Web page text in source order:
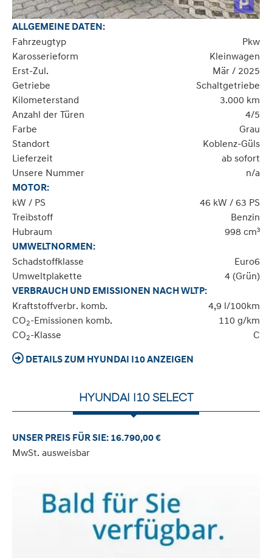
ALLGEMEINE DATEN:
Fahrzeugtyp
Pkw
Karosserieform
Kleinwagen
Erst-Zul.
Mär / 2025
Getriebe
Schaltgetriebe
Kilometerstand
3.000 km
Anzahl der Türen
4/5
Farbe
Grau
Standort
Koblenz-Güls
Lieferzeit
ab sofort
Unsere Nummer
n/a
MOTOR:
kW / PS
46 kW / 63 PS
Treibstoff
Benzin
Hubraum
998 cm³
UMWELTNORMEN:
Schadstoffklasse
Euro6
Umweltplakette
4 (Grün)
VERBRAUCH UND EMISSIONEN NACH WLTP:
Kraftstoffverbr. komb.
4,9 l/100km
CO2-Emissionen komb.
110 g/km
CO2-Klasse C
DETAILS ZUM HYUNDAI I10 ANZEIGEN
HYUNDAI I10 SELECT
UNSER PREIS FÜR SIE: 16.790,00 €
MwSt. ausweisbar